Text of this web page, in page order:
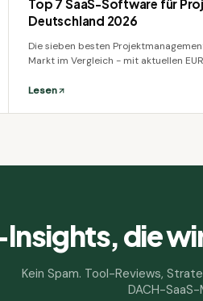
Top 7 SaaS-Software für
Deutschland 2026
Die sieben besten
Markt im Vergleich - mit aktuellen
Lesen
Insights, die
Kein Spam. Tool-Reviews,
DACH-SaaS-